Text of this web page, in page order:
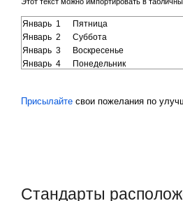
Присылайте свои пожелания по
Стандарты